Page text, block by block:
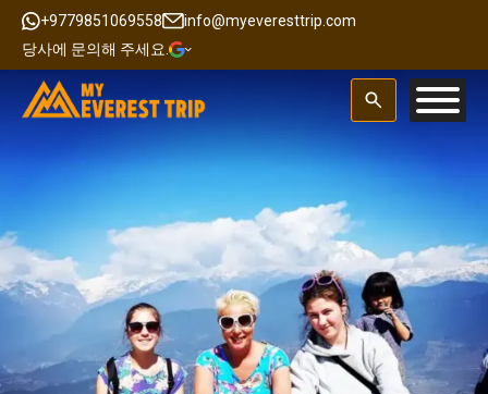
+9779851069558
info@myeveresttrip.com
당사에 문의해 주세요.